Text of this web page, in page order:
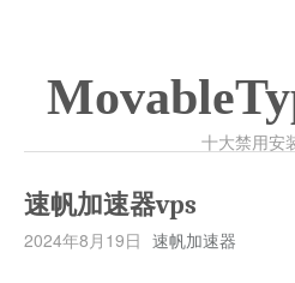
十大禁用安
速帆加速器vps
2024年8月19日 速帆加速器